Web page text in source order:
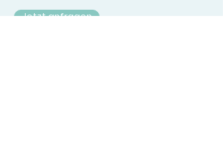
Jetzt anfragen